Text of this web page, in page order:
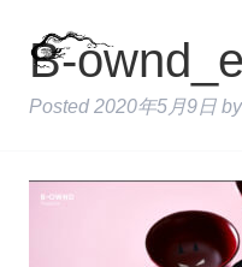
B-
Posted 2020年5月9日 by